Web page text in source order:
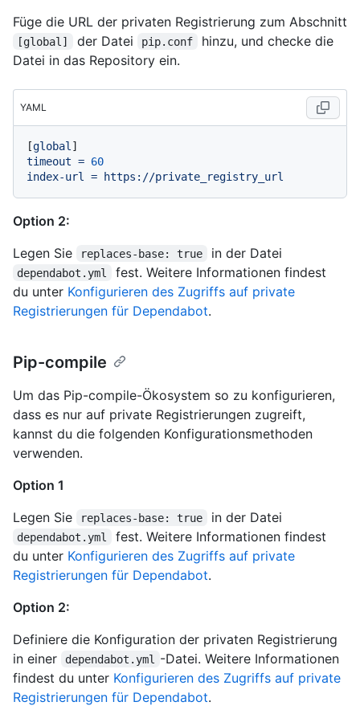
Füge die URL der privaten Registrierung zum Abschnitt
[global] der Datei pip.conf
hinzu, und checke die
Datei in das Repository ein.
YAML
[global
timeout = 60
index-url
= https://private_registry_url
Option 2:
Legen Sie
replaces-base: true in der Datei
dependabot.yml
fest. Weitere Informationen findest
du unter Konfigurieren des Zugriffs auf private
Registrierungen für Dependabot.
Pip-compile
Um das Pip-compile-Ökosystem so zu konfigurieren,
dass es nur auf private Registrierungen zugreift,
kannst du die folgenden Konfigurationsmethoden
verwenden.
Option 1
Legen Sie
replaces-base: true in der Datei
dependabot.yml
fest. Weitere Informationen findest
du unter Konfigurieren des Zugriffs auf private
Registrierungen für Dependabot.
Option 2:
Definiere die Konfiguration der privaten Registrierung
in einer
dependabot.yml
-Datei. Weitere Informationen
findest du unter Konfigurieren des Zugriffs auf private
Registrierungen für Dependabot.